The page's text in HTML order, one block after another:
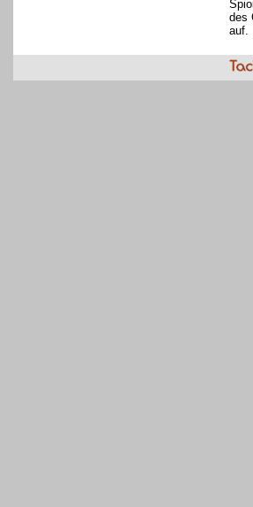
des
auf.